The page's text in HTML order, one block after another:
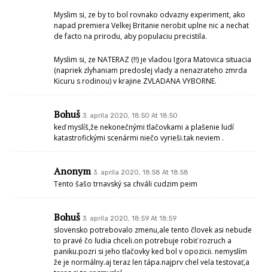
Myslim si, ze by to bol rovnako odvazny experiment, ako
napad premiera Velkej Britanie nerobit uplne nic a nechat
de facto na prirodu, aby populaciu precistila.
Myslim si, ze NATERAZ (!!) je vladou Igora Matovica situacia
(napriek zlyhaniam predoslej vlady a nenazrateho zmrda
Kicuru s rodinou) v krajine ZVLADANA VYBORNE.
Bohuš 3. apríla 2020, 18:50 At 18:50
keď myslíš,že nekonečnými tlačovkami a plašenie ludí
katastrofickými scenármi niečo vyrieši.tak neviem .
Anonym 3. apríla 2020, 18:58 At 18:58
Tento šašo trnavský sa chváli cudzim peim
Bohuš 3. apríla 2020, 18:59 At 18:59
slovensko potrebovalo zmenu,ale tento človek asi nebude
to pravé čo ľudia chceli.on potrebuje robiť rozruch a
paniku.pozri si jeho tlačovky ked bol v opozicii. nemyslím
že je normálny.aj teraz len tápa.najprv chel vela testovať,a